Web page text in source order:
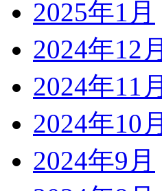
2025年1月
2024年12月
2024年11月
2024年10月
2024年9月